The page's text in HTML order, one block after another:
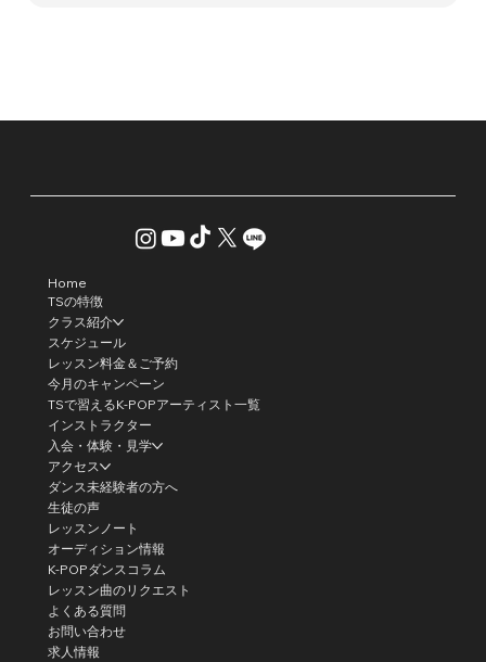
Home
TSの特徴
クラス紹介
スケジュール
レッスン料金＆ご予約
今月のキャンペーン
TSで習えるK-POPアーティスト一覧
インストラクター
入会・体験・見学
アクセス
ダンス未経験者の方へ
生徒の声
レッスンノート
オーディション情報
K-POPダンスコラム
レッスン曲のリクエスト
よくある質問
お問い合わせ
求人情報